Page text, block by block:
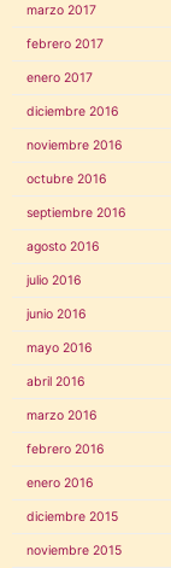
marzo 2017
febrero 2017
enero 2017
diciembre 2016
noviembre 2016
octubre 2016
septiembre 2016
agosto 2016
julio 2016
junio 2016
mayo 2016
abril 2016
marzo 2016
febrero 2016
enero 2016
diciembre 2015
noviembre 2015